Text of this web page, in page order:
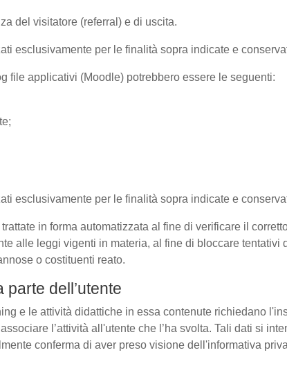
del visitatore (referral) e di uscita.
esclusivamente per le finalità sopra indicate e
file applicativi (Moodle) potrebbero essere le seguenti:
esclusivamente per le finalità sopra indicate e
in forma automatizzata al fine di verificare il
alle leggi vigenti in materia, al fine di bloccare
o costituenti reato.
dell’utente
e le attività didattiche in essa contenute richiedano
l’attività all'utente che l’ha svolta. Tali dati si
conferma di aver preso visione dell'informativa